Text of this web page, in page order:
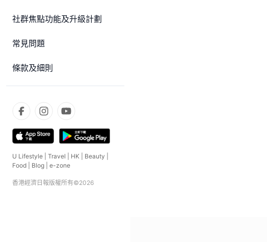
社群焦點功能及升級計劃
常見問題
條款及細則
U Lifestyle Travel HK Beauty
Food
Blog e-zone
香港經濟日報版權所有©2026